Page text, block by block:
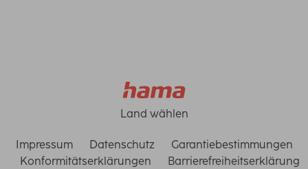
Land wählen
Impressum Datenschutz
Garantiebestimmungen
Konformitätserklärungen
Barrierefreiheitserklärung